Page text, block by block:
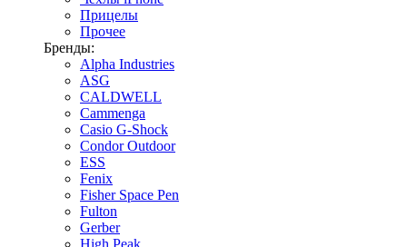
Прицелы
Прочее
Бренды:
Alpha Industries
ASG
CALDWELL
Cammenga
Casio G-Shock
Condor Outdoor
ESS
Fenix
Fisher Space Pen
Fulton
Gerber
High Peak